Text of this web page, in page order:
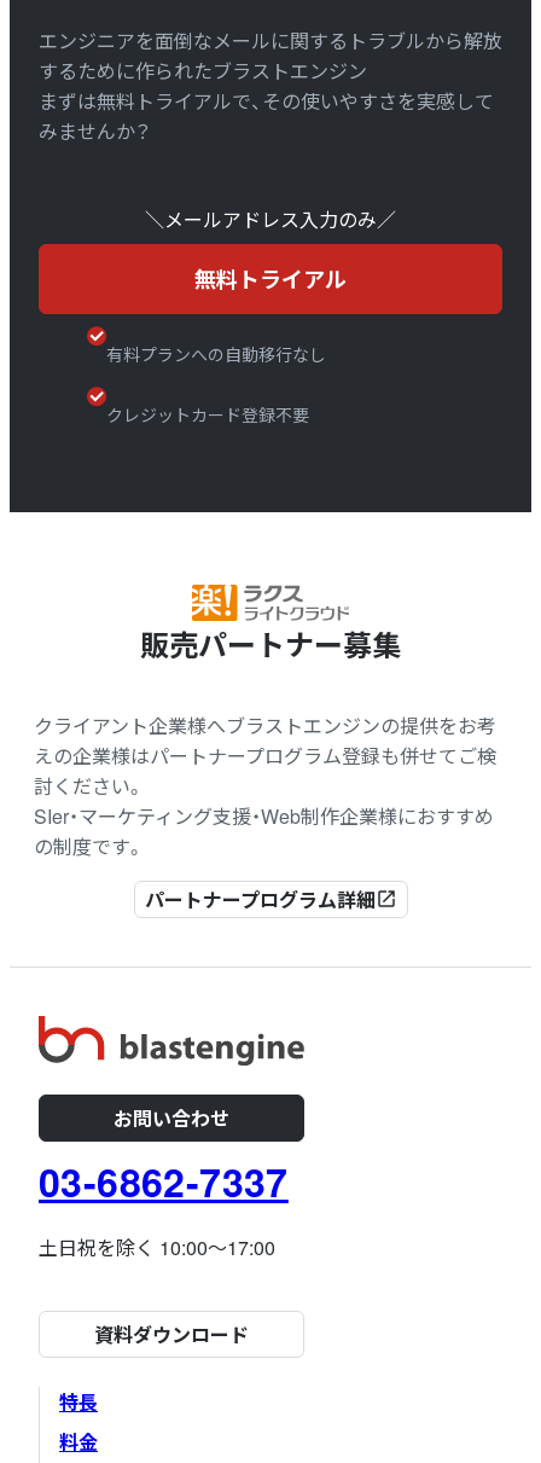
エンジニアを面倒なメールに関するトラブルから解放
するために作られたブラストエンジン
まずは無料トライアルで、その使いやすさを実感して
みませんか？
＼メールアドレス入力のみ／
無料トライアル
有料プランへの自動移行なし
クレジットカード登録不要
販売パートナー募集
クライアント企業様へブラストエンジンの提供をお考
えの企業様はパートナープログラム登録も併せてご検
討ください。
SIer・マーケティング支援・Web制作企業様におすすめ
の制度です。
パートナープログラム詳細open_in_new
お問い合わせ
03-6862-7337
土日祝を除く 10:00～17:00
資料ダウンロード
特長
料金